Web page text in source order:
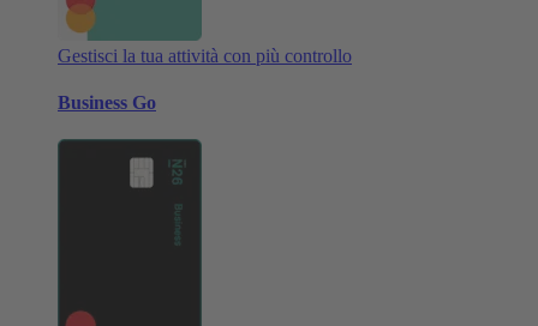
Gestisci la tua attività con più controllo
Business Go